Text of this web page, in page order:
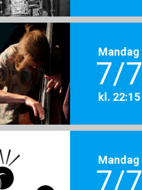
Mandag
7/7
kl. 22:15
Mandag
7/7